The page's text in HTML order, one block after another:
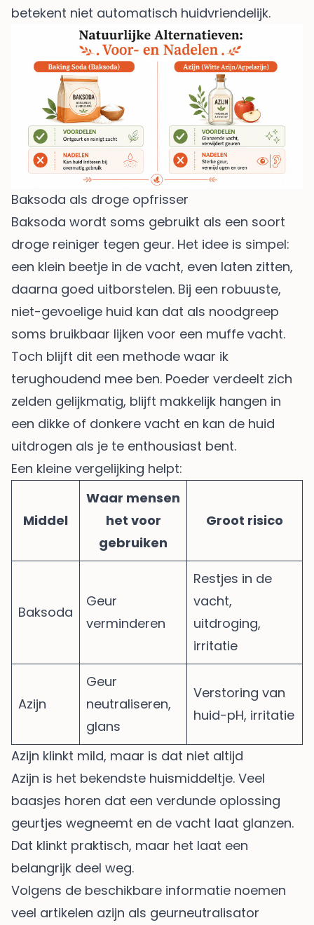
betekent niet automatisch huidvriendelijk.
Baksoda als droge opfrisser
Baksoda wordt soms gebruikt als een soort
droge reiniger tegen geur. Het idee is simpel:
een klein beetje in de vacht, even laten zitten,
daarna goed uitborstelen. Bij een robuuste,
niet-gevoelige huid kan dat als noodgreep
soms bruikbaar lijken voor een muffe vacht.
Toch blijft dit een methode waar ik
terughoudend mee ben. Poeder verdeelt zich
zelden gelijkmatig, blijft makkelijk hangen in
een dikke of donkere vacht en kan de huid
uitdrogen als je te enthousiast bent.
Een kleine vergelijking helpt:
Middel
Waar mensen
het voor
gebruiken
Groot risico
Baksoda
Geur
verminderen
Restjes in de
vacht,
uitdroging,
irritatie
Azijn
Geur
neutraliseren,
glans
Verstoring van
huid-pH, irritatie
Azijn klinkt mild, maar is dat niet altijd
Azijn is het bekendste huismiddeltje. Veel
baasjes horen dat een verdunde oplossing
geurtjes wegneemt en de vacht laat glanzen.
Dat klinkt praktisch, maar het laat een
belangrijk deel weg.
Volgens de beschikbare informatie noemen
veel artikelen azijn als geurneutralisator